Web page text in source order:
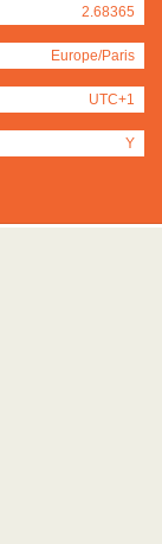
2.68365
Europe/Paris
UTC+1
Y